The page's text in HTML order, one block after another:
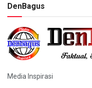
DenBagus
Media Inspirasi